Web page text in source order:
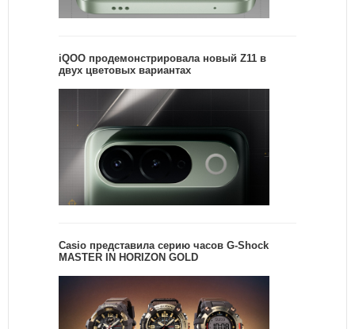
iQOO продемонстрировала новый Z11 в
двух цветовых вариантах
Casio представила серию часов G-Shock
MASTER IN HORIZON GOLD